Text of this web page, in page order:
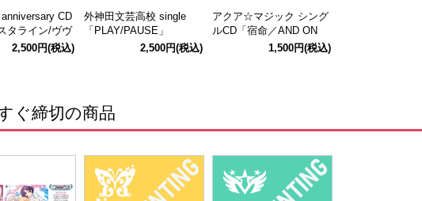
CD
ライン/ヴヴ
2,500円(税込)
外神田文芸高校 single
「PLAY/PAUSE」
2,500円(税込)
アクア☆マジック シング
ルCD「宿命／AND ON
1,500円(税込)
ぐ締切の商品